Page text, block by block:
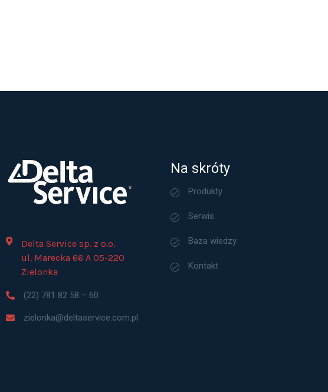
Delta Service sp. z o.o.
ul. Marecka 66 A 05-220
Zielonka
(22) 781 82 58 – 60
zielonka@deltaservice.com.pl
Na skróty
Produkty
Serwis
Baza wiedzy
Kontakt